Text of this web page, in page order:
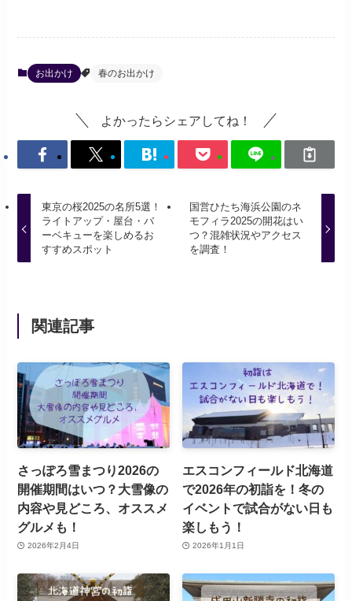
お出かけ 春のお出かけ
よかったらシェアしてね！
東京の桜2025の名所5選！
ライトアップ・屋台・バ
ーベキューを楽しめるお
すすめスポット
国営ひたち海浜公園のネ
モフィラ2025の開花はい
つ？混雑状況やアクセス
を調査！
関連記事
さっぽろ雪まつり2026の
開催期間はいつ？大雪像の
内容や見どころ、オススメ
グルメも！
2026年2月4日
エスコンフィールド北海道
で2026年の初詣を！冬の
イベントで試合がない日も
楽しもう！
2026年1月1日